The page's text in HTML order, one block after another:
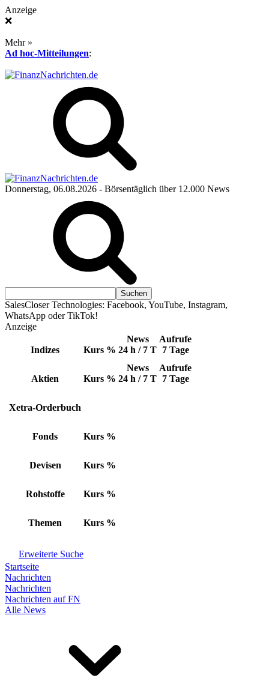
Anzeige
❌
Mehr »
Ad hoc-Mitteilungen:
Donnerstag, 06.08.2026 - Börsentäglich über 12.000 News
SalesCloser Technologies: Facebook, YouTube, Instagram,
WhatsApp oder TikTok!
Anzeige
Indizes Kurs %
News
24 h / 7 T
Aufrufe
7 Tage
Aktien Kurs %
News
24 h / 7 T
Aufrufe
7 Tage
Xetra-Orderbuch
Fonds Kurs %
Devisen Kurs %
Rohstoffe Kurs %
Themen Kurs %
Erweiterte Suche
Startseite
Nachrichten
Nachrichten
Nachrichten auf FN
Alle News